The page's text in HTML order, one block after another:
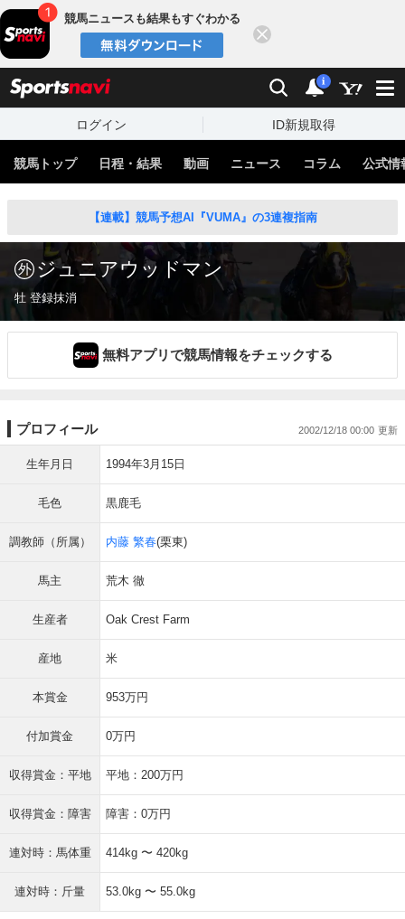
競馬ニュースも結果もすぐわかる
検索 通知
i
ログイン ID新規取得
競馬トップ 日程・結果 動画 ニュース コラム 公式情
【連載】競馬予想AI『VUMA』の3連複指南
ジュニアウッドマン
牡 登録抹消
無料アプリで競馬情報をチェックする
プロフィール 2002/12/18 00:00
生年月日 1994年3月15日
毛色 黒鹿毛
調教師（所属） 内藤 繁春(栗東)
馬主 荒木 徹
生産者 Oak Crest Farm
産地 米
本賞金 953万円
付加賞金 0万円
収得賞金：平地 平地：200万円
収得賞金：障害 障害：0万円
連対時：馬体重 414kg 〜 420kg
連対時：斤量 53.0kg 〜 55.0kg